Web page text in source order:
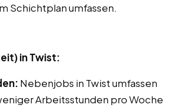
Schichtplan umfassen.
in Twist:
Nebenjobs in Twist umfassen
Arbeitsstunden pro Woche